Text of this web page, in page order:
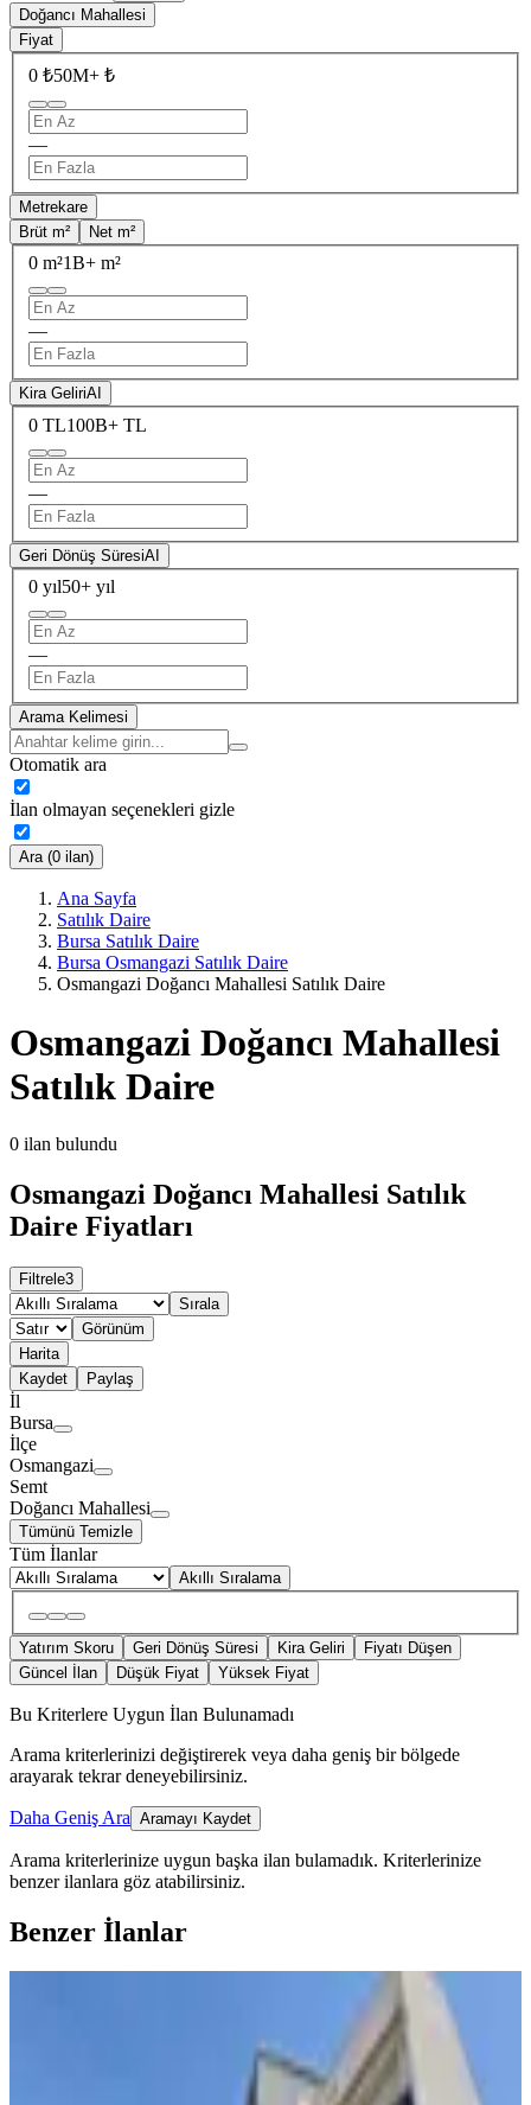
Doğancı Mahallesi
Fiyat
0 ₺50M+ ₺
—
Metrekare
Brüt m²
Net m²
0 m²1B+ m²
—
Kira GeliriAI
0 TL100B+ TL
—
Geri Dönüş SüresiAI
0 yıl50+ yıl
—
Arama Kelimesi
Otomatik ara
İlan olmayan seçenekleri gizle
Ara (0 ilan)
Ana Sayfa
Satılık Daire
Bursa Satılık Daire
Bursa Osmangazi Satılık Daire
Osmangazi Doğancı Mahallesi Satılık Daire
Osmangazi Doğancı Mahallesi
Satılık Daire
0 ilan bulundu
Osmangazi Doğancı Mahallesi Satılık
Daire Fiyatları
Filtrele3
Sırala
Görünüm
Harita
Kaydet
Paylaş
İl
Bursa
İlçe
Osmangazi
Semt
Doğancı Mahallesi
Tümünü Temizle
Tüm İlanlar
Akıllı Sıralama
Yatırım Skoru Geri Dönüş Süresi Kira Geliri
Fiyatı Düşen
Güncel İlan
Düşük Fiyat Yüksek Fiyat
Bu Kriterlere Uygun İlan Bulunamadı
Arama kriterlerinizi değiştirerek veya daha geniş bir bölgede
arayarak tekrar deneyebilirsiniz.
Daha Geniş Ara Aramayı Kaydet
Arama kriterlerinize uygun başka ilan bulamadık. Kriterlerinize
benzer ilanlara göz atabilirsiniz.
Benzer İlanlar
Kayalardan Xl 2+1 Manzaralı Lüks
Osmangazi, Yunuseli Mahallesi